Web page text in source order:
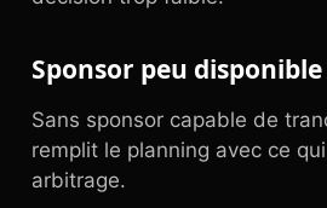
Sponsor peu disponible
Sans sponsor capable de
remplit le planning avec ce
arbitrage.